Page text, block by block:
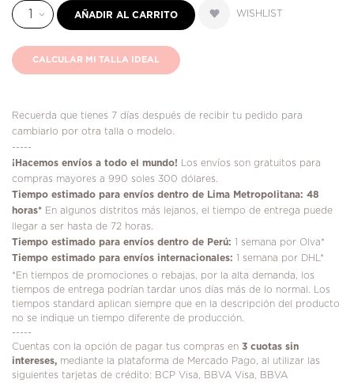
AÑADIR AL CARRITO WISHLIST
CALCULAR MI TALLA IDEAL
Recuerda que tienes 7 días después de recibir tu pedido para
cambiarlo por otra talla o modelo.
-----
¡ Hacemos envíos a todo el mundo! Los envíos son gratuitos para
compras mayores a 990 soles 300 dólares.
Tiempo estimado para envíos dentro de Lima Metropolitana: 48
horas* En algunos distritos más lejanos, el tiempo de entrega puede
llegar a ser hasta de 72 horas.
Tiempo estimado para envíos dentro de Perú: 1 semana por Olva*
Tiempo estimado para envíos internacionales: 1 semana por DHL*
*En tiempos de promociones o rebajas, por la alta demanda, los
tiempos de entrega podrían tardar unos días más de lo normal. Los
tiempos standard aplican siempre que en la descripción del producto
no se indique un tiempo diferente de producción.
-----
Cuentas con la opción de pagar tus compras en 3 cuotas sin
intereses, mediante la plataforma de Mercado Pago, al utilizar las
siguientes tarjetas de crédito: BCP Visa, BBVA Visa, BBVA